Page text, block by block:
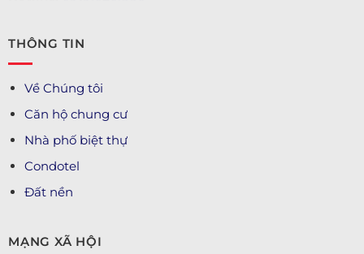
THÔNG TIN
Về Chúng tôi
Căn hộ chung cư
Nhà phố biệt thự
Condotel
Đất nền
MẠNG XÃ HỘI